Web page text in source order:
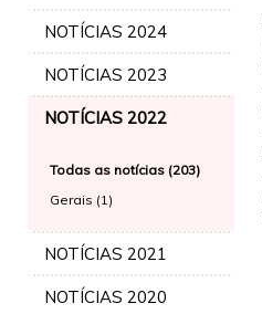
NOTÍCIAS 2024
NOTÍCIAS 2023
NOTÍCIAS 2022
Todas as notícias (203)
Gerais (1)
NOTÍCIAS 2021
NOTÍCIAS 2020